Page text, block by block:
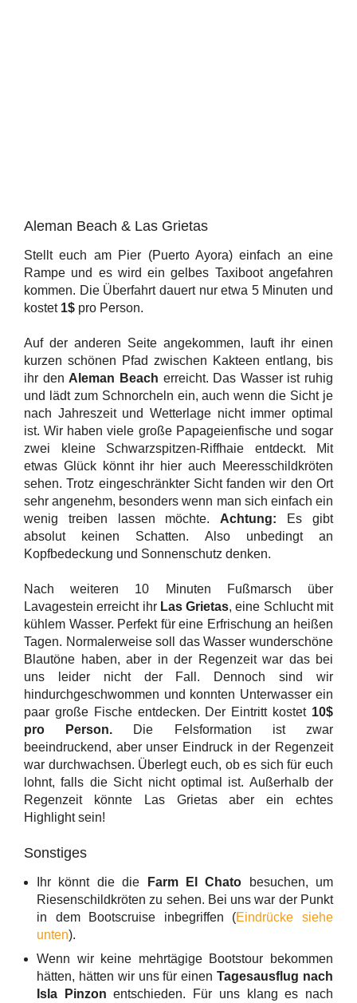
Aleman Beach & Las Grietas
Stellt euch am Pier (Puerto Ayora) einfach an eine
Rampe und es wird ein gelbes Taxiboot angefahren
kommen. Die Überfahrt dauert nur etwa 5 Minuten und
kostet 1$ pro Person.
Auf der anderen Seite angekommen, lauft ihr einen
kurzen schönen Pfad zwischen Kakteen entlang, bis
ihr den Aleman Beach erreicht. Das Wasser ist ruhig
und lädt zum Schnorcheln ein, auch wenn die Sicht je
nach Jahreszeit und Wetterlage nicht immer optimal
ist. Wir haben viele große Papageienfische und sogar
zwei kleine Schwarzspitzen-Riffhaie entdeckt. Mit
etwas Glück könnt ihr hier auch Meeresschildkröten
sehen. Trotz eingeschränkter Sicht fanden wir den Ort
sehr angenehm, besonders wenn man sich einfach ein
wenig treiben lassen möchte. Achtung:
Es gibt
absolut keinen Schatten. Also unbedingt an
Kopfbedeckung und Sonnenschutz denken.
Nach weiteren 10 Minuten Fußmarsch über
Lavagestein erreicht ihr Las Grietas, eine Schlucht mit
kühlem Wasser. Perfekt für eine Erfrischung an heißen
Tagen. Normalerweise soll das Wasser wunderschöne
Blautöne haben, aber in der Regenzeit war das bei
uns leider nicht der Fall. Dennoch sind wir
hindurchgeschwommen und konnten Unterwasser ein
paar große Fische entdecken. Der Eintritt kostet 10$
pro Person. Die Felsformation ist zwar
beeindruckend, aber unser Eindruck in der Regenzeit
war durchwachsen. Überlegt euch, ob es sich für euch
lohnt, falls die Sicht nicht optimal ist. Außerhalb der
Regenzeit könnte Las Grietas aber ein echtes
Highlight sein!
Sonstiges
Ihr könnt die die Farm El Chato besuchen, um
Riesenschildkröten zu sehen. Bei uns war der Punkt
in dem Bootscruise inbegriffen (Eindrücke siehe
unten).
Wenn wir keine mehrtägige Bootstour bekommen
hätten, hätten wir uns für einenTagesausflug nach
Isla Pinzon entschieden. Für uns klang es nach